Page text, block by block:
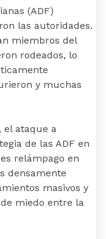
(ADF)
las autoridades.
miembros del
rodeados, lo
y muchas
el ataque a
de las ADF en
relámpago en
densamente
masivos y
miedo entre la